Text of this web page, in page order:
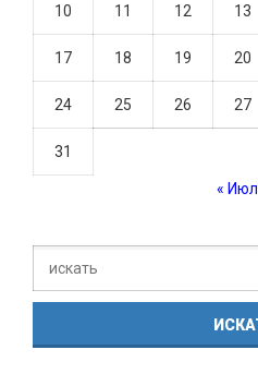
10 11 12 13
17 18 19 20
24 25 26 27
31
« Июл